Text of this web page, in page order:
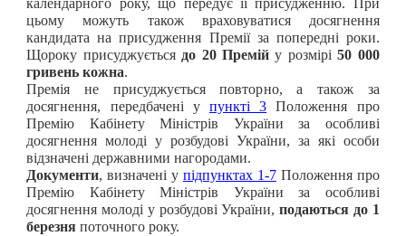
календарного року, що передує її присудженню. При
цьому можуть також враховуватися досягнення
кандидата на присудження Премії за попередні роки.
Щороку присуджується до 20 Премій у розмірі50 000
гривень кожна.
Премія не присуджується повторно, а також за
досягнення, передбачені у пункті 3
Положення про
Премію Кабінету Міністрів України за особливі
досягнення молоді у розбудові України, за які особи
відзначені державними нагородами.
Документи, визначені у підпунктах 1-7 Положення про
Премію Кабінету Міністрів України за особливі
досягнення молоді у розбудові України,подаються до 1
березня поточного року.